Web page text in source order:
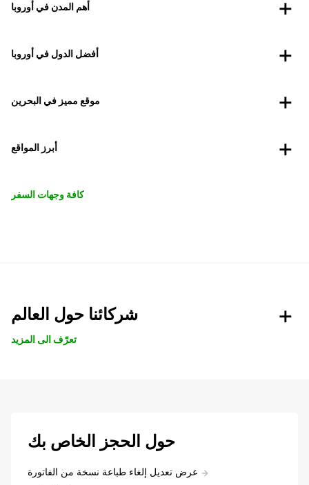
أهم المدن في أوروبا
أفضل الدول في أوروبا
موقع مميز في البحرين
أبرز المواقع
كافة وجهات السفر
شركائنا حول العالم
تعرّف الى المزيد
حول الحجز الخاص بك
عرض تعديل إلغاء طباعة نسخة من الفاتورة